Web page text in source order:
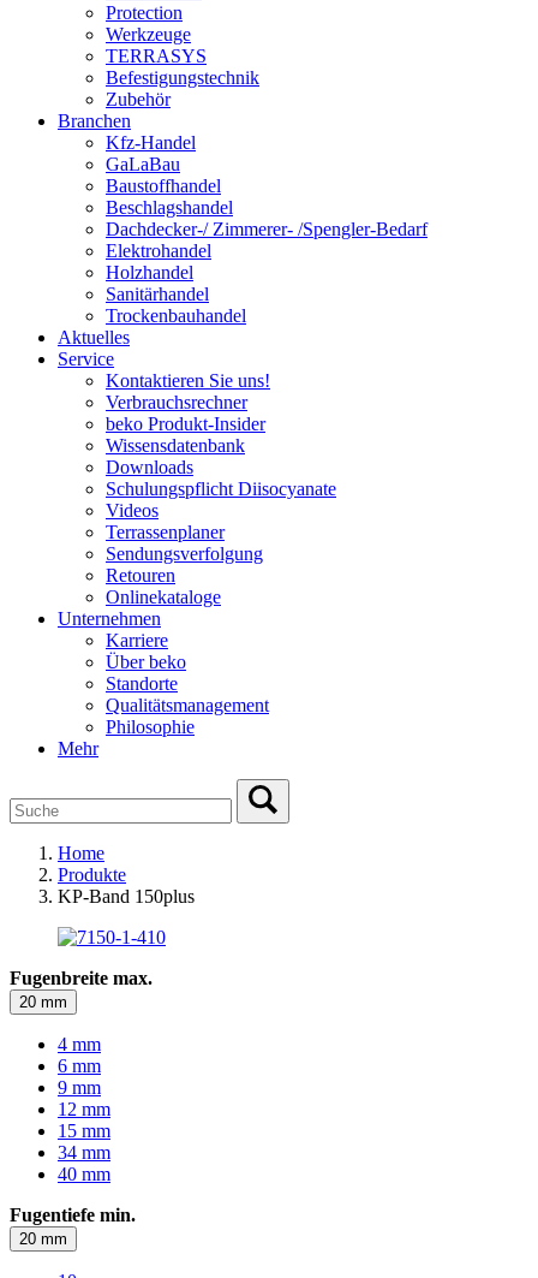
Protection
Werkzeuge
TERRASYS
Befestigungstechnik
Zubehör
Branchen
Kfz-Handel
GaLaBau
Baustoffhandel
Beschlagshandel
Dachdecker-/ Zimmerer- /Spengler-Bedarf
Elektrohandel
Holzhandel
Sanitärhandel
Trockenbauhandel
Aktuelles
Service
Kontaktieren Sie uns!
Verbrauchsrechner
beko Produkt-Insider
Wissensdatenbank
Downloads
Schulungspflicht Diisocyanate
Videos
Terrassenplaner
Sendungsverfolgung
Retouren
Onlinekataloge
Unternehmen
Karriere
Über beko
Standorte
Qualitätsmanagement
Philosophie
Mehr
Home
Produkte
KP-Band 150plus
Fugenbreite max.
20 mm
4 mm
6 mm
9 mm
12 mm
15 mm
34 mm
40 mm
Fugentiefe min.
20 mm